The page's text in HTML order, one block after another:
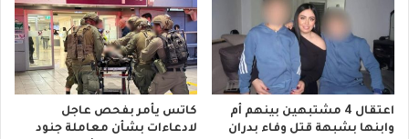
اعتقال 4 مشتبهين بينهم أم
وابنها بشبهة قتل وفاء بدران
كاتس يأمر بفحص عاجل
لادعاءات بشأن معاملة جنود